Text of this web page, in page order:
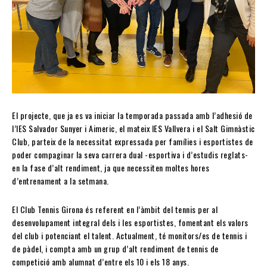
El projecte, que ja es va iniciar la temporada passada amb l’adhesió de
l’IES Salvador Sunyer i Aimeric, el mateix IES Vallvera i el Salt Gimnàstic
Club, parteix de la necessitat expressada per famílies i esportistes de
poder compaginar la seva carrera dual -esportiva i d’estudis reglats-
en la fase d’alt rendiment, ja que necessiten moltes hores
d’entrenament a la setmana.
El Club Tennis Girona és referent en l’àmbit del tennis per al
desenvolupament integral dels i les esportistes, fomentant els valors
del club i potenciant el talent. Actualment, té monitors/es de tennis i
de pàdel, i compta amb un grup d’alt rendiment de tennis de
competició amb alumnat d’entre els 10 i els 18 anys.